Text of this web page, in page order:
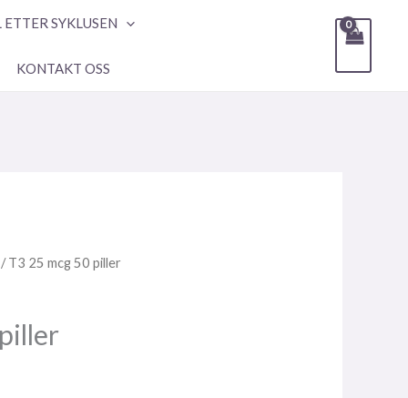
ETTER SYKLUSEN
KONTAKT OSS
T3 25 mcg 50 piller